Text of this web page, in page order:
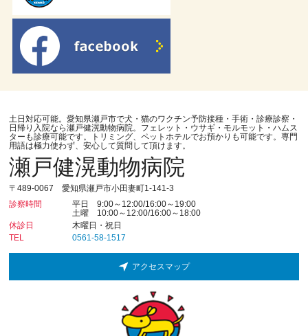
土日対応可能。愛知県瀬戸市で犬・猫のワクチン予防接種・手術・診療診察・
日帰り入院なら瀬戸健滉動物病院。フェレット・ウサギ・モルモット・ハムス
ターも診療可能です。トリミング、ペットホテルでお預かりも可能です。専門
用語は極力使わず、安心して質問して頂けます。
瀬戸健滉動物病院
〒489-0067 愛知県瀬戸市小田妻町1-141-3
診察時間
平日 9:00～12:00/16:00～19:00
土曜 10:00～12:00/16:00～18:00
休診日
木曜日・祝日
TEL
0561-58-1517
アクセスマップ